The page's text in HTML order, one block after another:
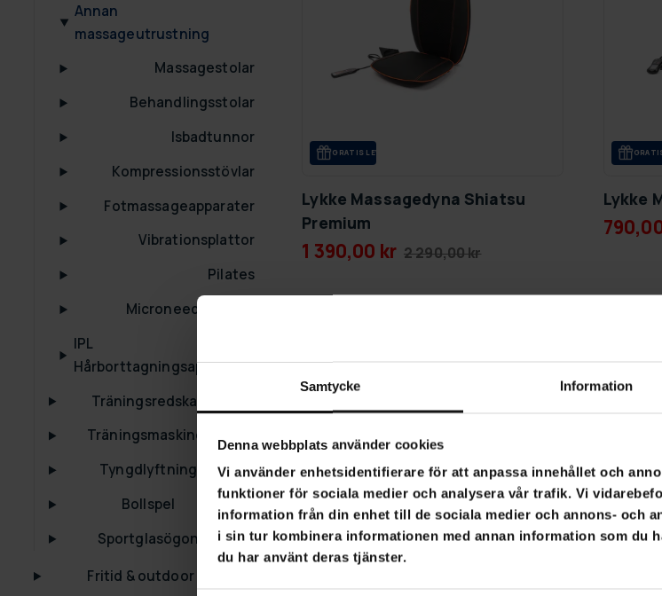
Samtycke Information
Denna webbplats använder cookies
Vi använder enhetsidentifierare för att anpassa innehållet och
funktioner för sociala medier och analysera vår trafik. Vi
information från din enhet till de sociala medier och annons- och
i sin tur kombinera informationen med annan information som du
du har använt deras tjänster.
Annan
massageutrustning
Massagestolar
Behandlingsstolar
Isbadtunnor
Kompressionsstövlar
Fotmassageapparater
Vibrationsplattor
Pilates
Microneedling Pen
IPL
Hårborttagningsapparater
Träningsredskap
Träningsmaskiner
Tyngdlyftning
Bollspel
Sportglasögon
Fritid & outdoor
GRA­TIS LE­VE­RANS
Lykke Massagedyna Shiatsu
Premium
1 390,00 kr 2 290,00 kr
Lykke